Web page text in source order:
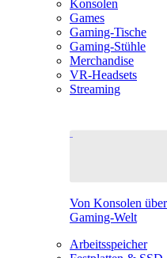
Konsolen
Games
Gaming-Tische
Gaming-Stühle
Merchandise
VR-Headsets
Streaming
Von Konsolen
Gaming-Welt
Arbeitsspeicher